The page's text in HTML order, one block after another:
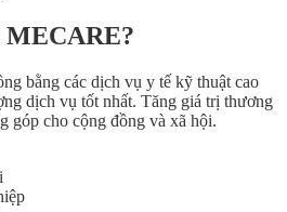
bằng các dịch vụ y tế kỹ thuật cao
dịch vụ tốt nhất. Tăng giá trị thương
góp cho cộng đồng và xã hội.